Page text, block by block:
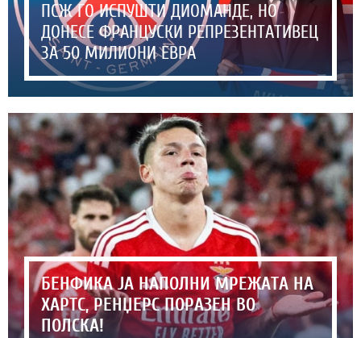
ПСЖ ГО ИСПУШТИ ДИОМАНДЕ, НО
ДОНЕСЕ ФРАНЦУСКИ РЕПРЕЗЕНТАТИВЕЦ
ЗА 50 МИЛИОНИ ЕВРА
БЕНФИКА ЈА НАПОЛНИ МРЕЖАТА НА
ХАРТС, РЕНЏЕРС ПОРАЗЕН ВО
ПОЛСКА!